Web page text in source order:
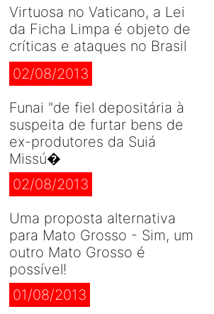
Virtuosa no Vaticano, a Lei
da Ficha Limpa é objeto de
críticas e ataques no Brasil
02/08/2013
Funai "de fiel depositária à
suspeita de furtar bens de
ex-produtores da Suiá
Missú�
02/08/2013
Uma proposta alternativa
para Mato Grosso - Sim, um
outro Mato Grosso é
possível!
01/08/2013